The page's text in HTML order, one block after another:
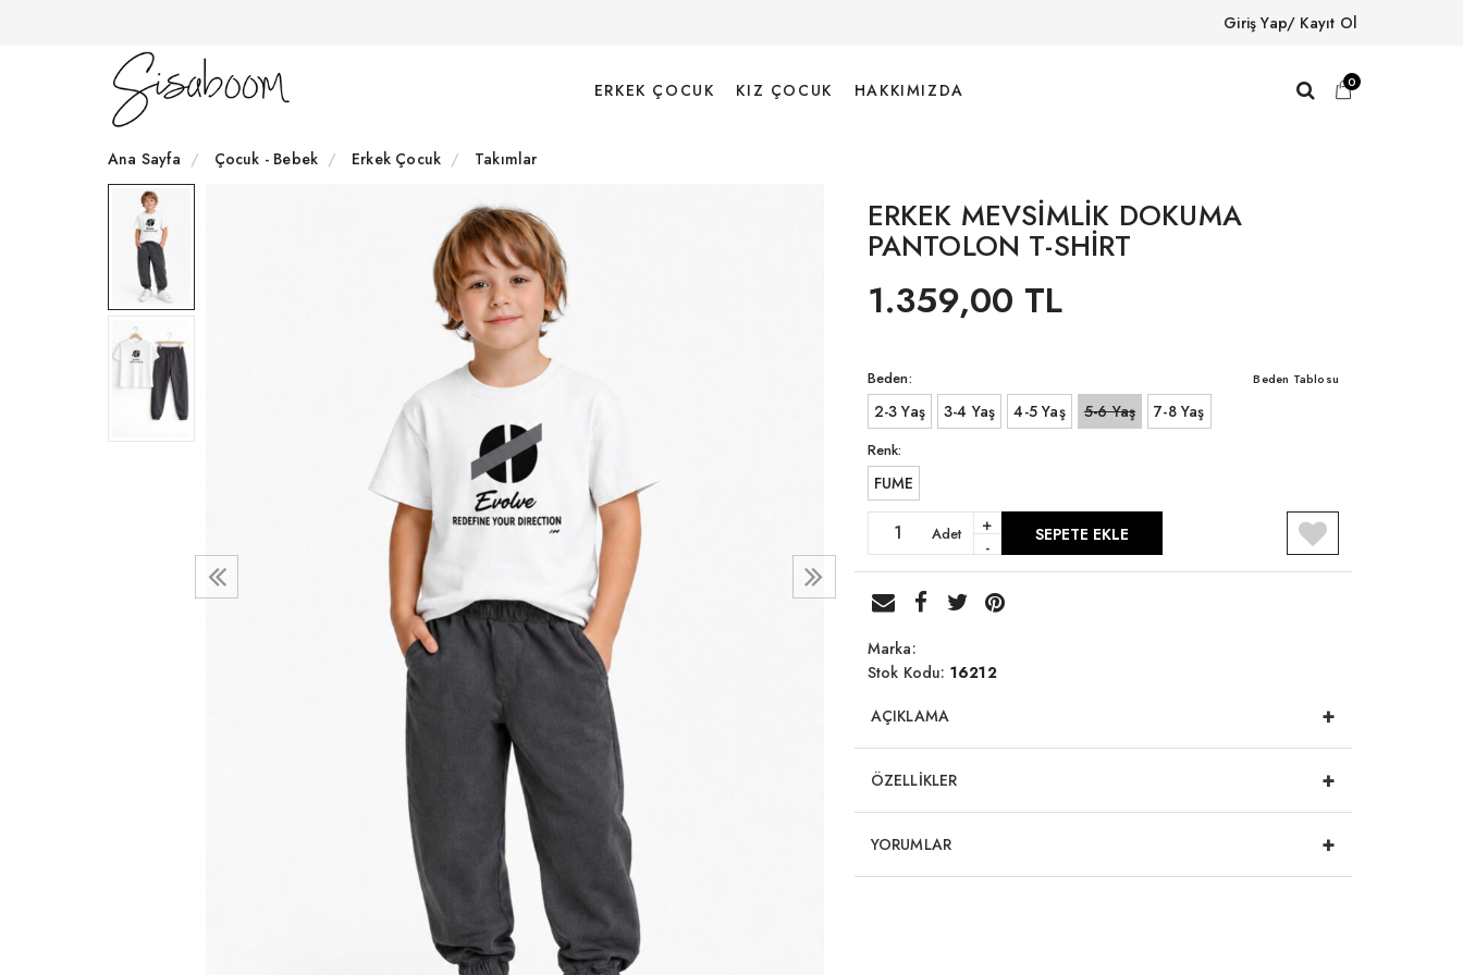
Giriş Yap/ Kayıt Ol
ERKEK ÇOCUK KIZ ÇOCUK HAKKIMIZDA 0
Ana Sayfa Çocuk - Bebek Erkek Çocuk Takımlar
ERKEK MEVSİMLİK DOKUMA
PANTOLON T-SHİRT
1.359,00 TL
Beden: Beden Tablosu
2-3 Yaş 3-4 Yaş 4-5 Yaş 5-6 Yaş 7-8 Yaş
Renk:
FUME
Adet
+
-
SEPETE EKLE
Marka:
Stok Kodu: 16212
AÇIKLAMA
+
ÖZELLİKLER +
YORUMLAR +